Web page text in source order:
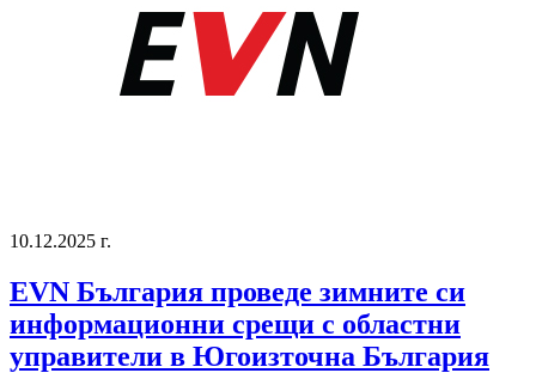
10.12.2025 г.
EVN България проведе зимните си
информационни срещи с областни
управители в Югоизточна България